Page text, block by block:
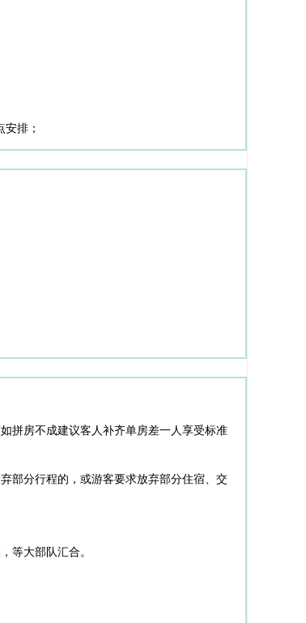
排；
拼房不成建议客人补齐单房差一人享受标准
部分行程的，或游客要求放弃部分住宿、交
等大部队汇合。